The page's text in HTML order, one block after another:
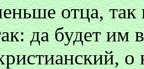
отца, так
да будет им